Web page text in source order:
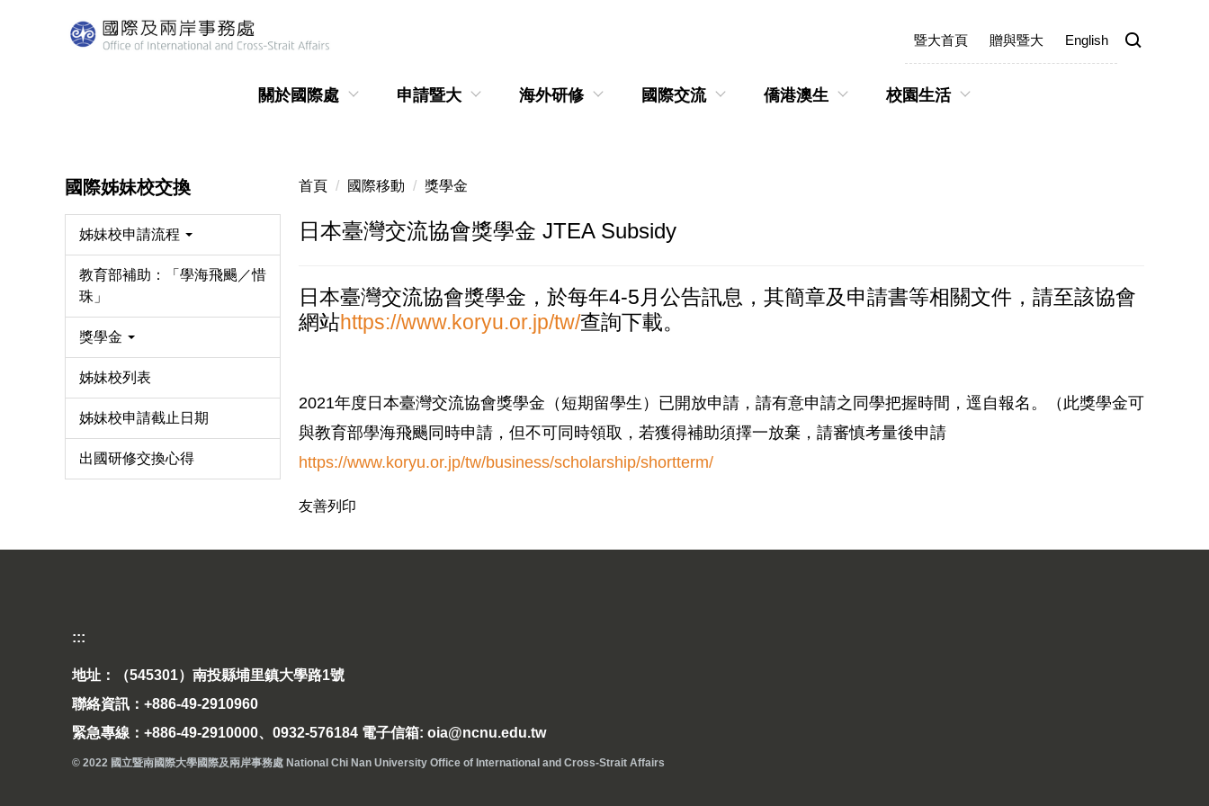
暨大首頁 贈與暨大 English
關於國際處 申請暨大 海外研修 國際交流 僑港澳生 校園生活
國際姊妹校交換
姊妹校申請流程
教育部補助：「學海飛颺／惜
珠」
獎學金
姊妹校列表
姊妹校申請截止日期
出國研修交換心得
首頁 國際移動 獎學金
日本臺灣交流協會獎學金 JTEA Subsidy
日本臺灣交流協會獎學金，於每年4-5月公告訊息，其簡章及申請書等相關文件，請至該協會
網站https://www.koryu.or.jp/tw/查詢下載。
2021年度日本臺灣交流協會獎學金（短期留學生）已開放申請，請有意申請之同學把握時間，逕自報名。（此獎學金可
與教育部學海飛颺同時申請，但不可同時領取，若獲得補助須擇一放棄，請審慎考量後申請
https://www.koryu.or.jp/tw/business/scholarship/shortterm/
友善列印
:::
地址：（545301）南投縣埔里鎮大學路1號
聯絡資訊：+886-49-2910960
緊急專線：+886-49-2910000、0932-576184 電子信箱: oia@ncnu.edu.tw
© 2022 國立暨南國際大學國際及兩岸事務處 National Chi Nan University Office of International and Cross-Strait Affairs